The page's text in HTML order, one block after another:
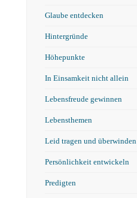
Glaube entdecken
Hintergründe
Höhepunkte
In Einsamkeit nicht allein
Lebensfreude gewinnen
Lebensthemen
Leid tragen und überwinden
Persönlichkeit entwickeln
Predigten